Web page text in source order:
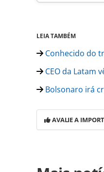
LEIA TAMBÉM
Conhecido do
CEO da Latam
Bolsonaro irá
AVALIE A